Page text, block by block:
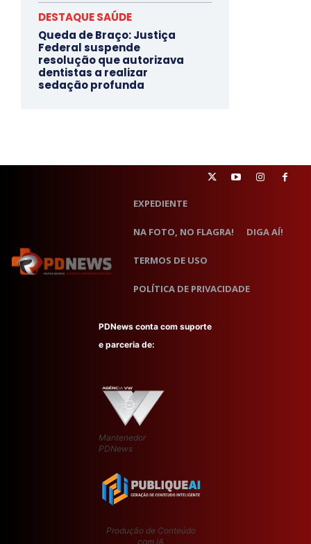
DESTAQUE SAÚDE
Queda de Braço: Justiça
Federal suspende
resolução que autorizava
dentistas a realizar
sedação profunda
EXPEDIENTE
NA FOTO, NO FLAGRA! DIGA AÍ!
TERMOS DE USO
POLÍTICA DE PRIVACIDADE
PDNews conta com suporte
e parceria de:
Mantenedor
PDNews
Produção de Conteúdo
com IA